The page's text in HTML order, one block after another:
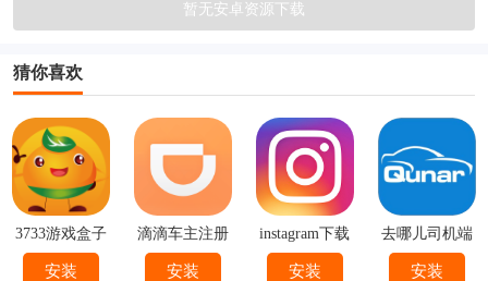
暂无安卓资源下载
猜你喜欢
3733游戏盒子
安装
滴滴车主注册
下载
安装
instagram下载
官方
安装
去哪儿司机端
下载安装
安装